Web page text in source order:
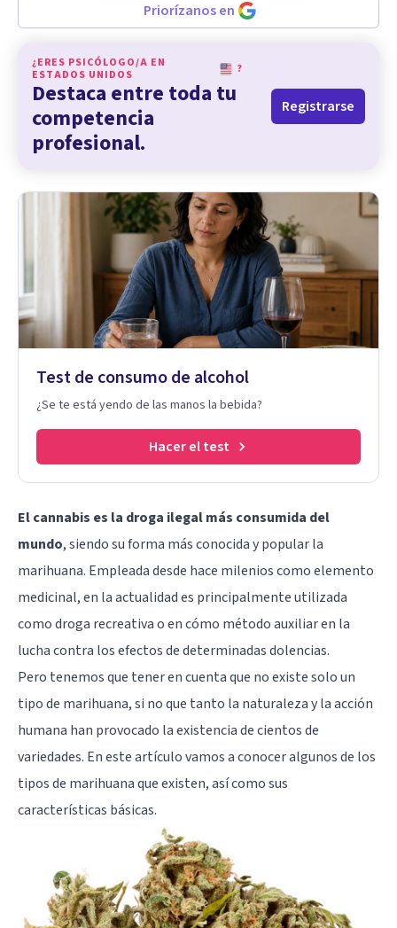
Priorízanos en
¿ERES PSICÓLOGO/A EN
ESTADOS UNIDOS
?
Destaca entre toda tu
competencia
profesional.
Registrarse
Test de consumo de alcohol
¿Se te está yendo de las manos la bebida?
Hacer el test
El cannabis es la droga ilegal más consumida del
mundo, siendo su forma más conocida y popularla
marihuana. Empleada desde hace milenios como elemento
medicinal, en la actualidad es principalmente utilizada
como droga recreativa o en cómo método auxiliar en la
lucha contra los efectos de determinadas dolencias.
Pero tenemos que tener en cuenta que no existe solo un
tipo de marihuana, si no que tanto la naturaleza y la acción
humana han provocado la existencia de cientos de
variedades. En este artículo vamos a conocer algunos de los
tipos de marihuana que existen, así como sus
características básicas.